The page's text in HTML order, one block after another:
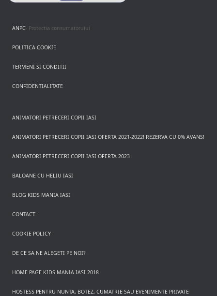
ANPC- Protectia consumatorului
POLITICA COOKIE
TERMENI SI CONDITII
CONFIDENTIALITATE
ANIMATORI PETRECERI COPII IASI
ANIMATORI PETRECERI COPII IASI OFERTA 2021-2022! REZERVA CU 0% AVANS!
ANIMATORI PETRECERI COPII IASI OFERTA 2023
BALOANE CU HELIU IASI
BLOG KIDS MANIA IASI
CONTACT
COOKIE POLICY
DE CE SA NE ALEGETI PE NOI?
HOME PAGE KIDS MANIA IASI 2018
HOSTESS PENTRU NUNTA, BOTEZ, CUMATRIE SAU EVENIMENTE PRIVATE